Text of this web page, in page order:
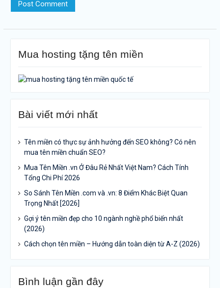
Mua hosting tặng tên miền
Bài viết mới nhất
Tên miền có thực sự ảnh hưởng đến SEO không? Có nên
mua tên miền chuẩn SEO?
Mua Tên Miền .vn Ở Đâu Rẻ Nhất Việt Nam? Cách Tính
Tổng Chi Phí 2026
So Sánh Tên Miền .com và .vn: 8 Điểm Khác Biệt Quan
Trọng Nhất [2026]
Gợi ý tên miền đẹp cho 10 ngành nghề phổ biến nhất
(2026)
Cách chọn tên miền – Hướng dẫn toàn diện từ A-Z (2026)
Bình luận gần đây